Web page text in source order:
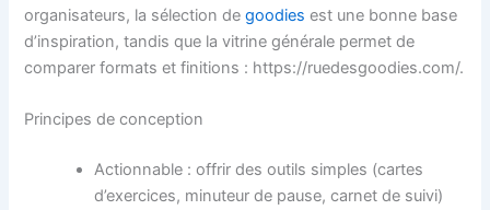
organisateurs, la sélection degoodies est une bonne base
d’inspiration, tandis que la vitrine générale permet de
comparer formats et finitions : https://ruedesgoodies.com/.
Principes de conception
Actionnable : offrir des outils simples (cartes
d’exercices, minuteur de pause, carnet de suivi)